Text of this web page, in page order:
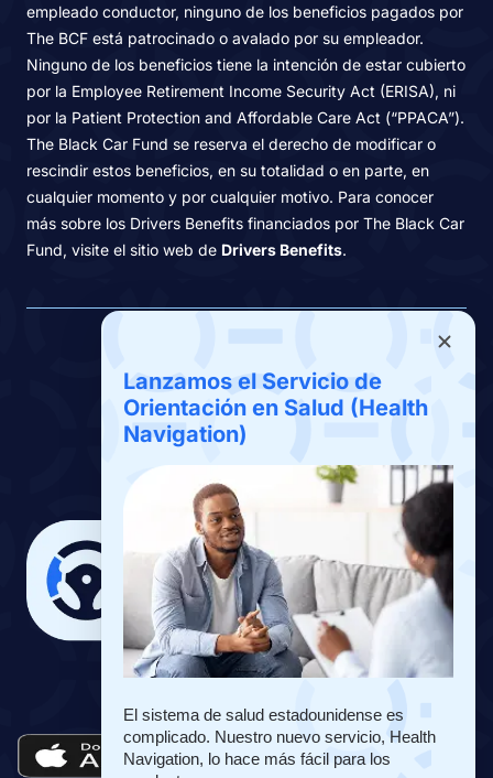
empleado conductor, ninguno de los beneficios pagados por
The BCF está patrocinado o avalado por su empleador.
Ninguno de los beneficios tiene la intención de estar cubierto
por la Employee Retirement Income Security Act (ERISA), ni
por la Patient Protection and Affordable Care Act (“PPACA”).
The Black Car Fund se reserva el derecho de modificar o
rescindir estos beneficios, en su totalidad o en parte, en
cualquier momento y por cualquier motivo. Para conocer
más sobre los Drivers Benefits financiados por The Black Car
Fund, visite el sitio web de Drivers Benefits.
Beneficios
Sobre Nosotros
Contáctenos
Lanzamos el Servicio de
Orientación en Salud (Health
Navigation)
El sistema de salud estadounidense es
complicado. Nuestro nuevo servicio, Health
Navigation, lo hace más fácil para los